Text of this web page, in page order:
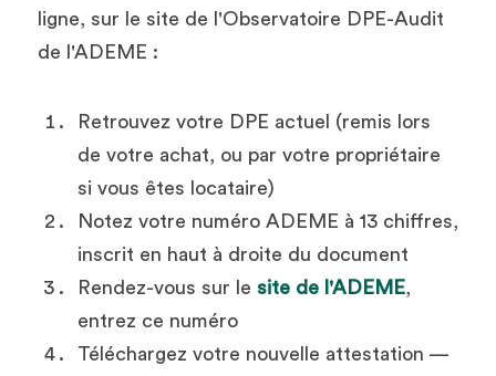
ligne, sur le site de l'Observatoire DPE-Audit
de l'ADEME :
Retrouvez votre DPE actuel (remis lors
de votre achat, ou par votre propriétaire
si vous êtes locataire)
Notez votre numéro ADEME à 13 chiffres,
inscrit en haut à droite du document
Rendez-vous sur le site de l'ADEME,
entrez ce numéro
Téléchargez votre nouvelle attestation —